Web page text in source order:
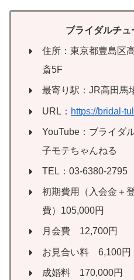
ブライダルチ
住所：東京都豊島区
斎5F
最寄り駅：JR高田馬
URL： https://bridal-
YouTube：ブライダ
子モテちゃんねる
TEL：03-6380-2795
初期費用（入会金＋
費）105,000円
月会費 12,700円
お見合い料 6,100円
成婚料 170,000円